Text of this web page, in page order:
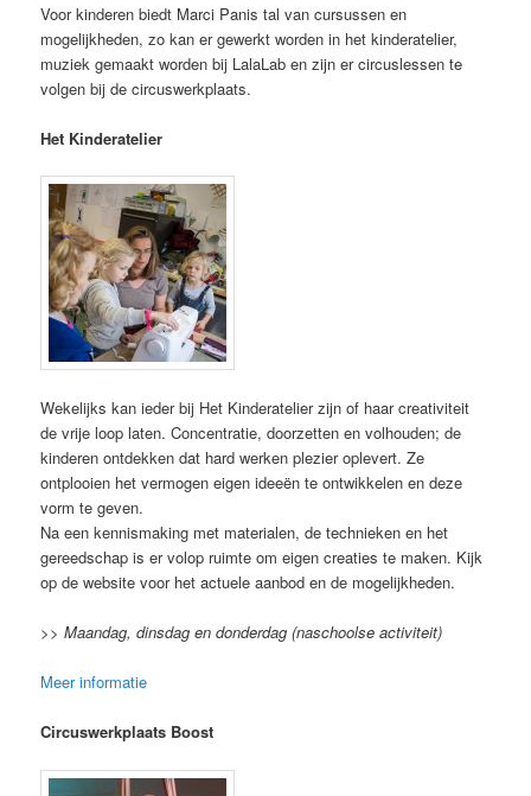
Voor kinderen biedt Marci Panis tal van cursussen en
mogelijkheden, zo kan er gewerkt worden in het kinderatelier,
muziek gemaakt worden bij LalaLab en zijn er circuslessen te
volgen bij de circuswerkplaats.
Het Kinderatelier
Wekelijks kan ieder bij Het Kinderatelier zijn of haar creativiteit
de vrije loop laten. Concentratie, doorzetten en volhouden; de
kinderen ontdekken dat hard werken plezier oplevert. Ze
ontplooien het vermogen eigen ideeën te ontwikkelen en deze
vorm te geven.
Na een kennismaking met materialen, de technieken en het
gereedschap is er volop ruimte om eigen creaties te maken. Kijk
op de website voor het actuele aanbod en de mogelijkheden.
>> Maandag, dinsdag en donderdag (naschoolse activiteit)
Meer informatie
Circuswerkplaats Boost